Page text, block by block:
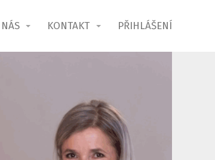
KONTAKT PŘIHLÁŠENÍ